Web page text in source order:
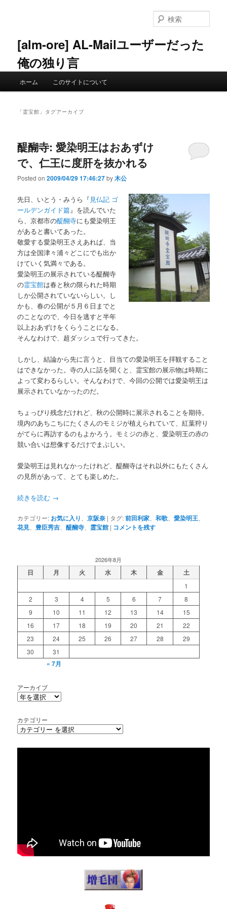
ン
へ
ツ
移
[alm-ore] AL-Mailユーザーだった
俺の独り言
索
ホーム このサイトについて
「 霊宝館 」タグアーカイブ
醍醐寺: 愛染明王はおあずけ
で、仁王に度肝を抜かれる
Posted on2009/04/29 17:46:27by木公
先日、いとう・みうら『見仏記 ゴ
ールデンガイド篇 』を読んでいた
ら、京都市の醍醐寺にも愛染明王
があると書いてあった。
敬愛する愛染明王さえあれば、当
方は全国津々浦々どこにでも出か
けていく気満々である。
愛染明王の展示されている醍醐寺
の霊宝館は春と秋の限られた時期
しか公開されていないらしい。し
かも、春の公開が５月６日までと
のことなので、今日を逃すと半年
以上おあずけをくらうことになる。
そんなわけで、超ダッシュで行ってきた。
しかし、結論から先に言うと、目当ての愛染明王を拝観すること
はできなかった。寺の人に話を聞くと、霊宝館の展示物は時期に
よって変わるらしい。そんなわけで、今回の公開では愛染明王は
展示されていなかったのだ。
ちょっぴり残念だけれど、秋の公開時に展示されることを期待。
境内のあちこちにたくさんのモミジが植えられていて、紅葉狩り
がてらに再訪するのもよかろう。モミジの赤と、愛染明王の赤の
競い合いは想像するだけでまぶしい。
愛染明王は見れなかったけれど、醍醐寺はそれ以外にもたくさん
の見所があって、とても楽しめた。
続きを読む →
カテゴリー: お気に入り 、京阪奈 | タグ:前田利家 、和歌 、愛染明王
花見 豊臣秀吉 、醍醐寺 霊宝館 | コメントを残す
2026年8月
日 月 火 水 木 金 土
1
2
3 4 5 6 7
8
9
10 11 12 13 14
15
16
17 18 19 20 21
22
23
24 25 26 27 28
29
30
31
« 7月
アーカイブ
カテゴリー